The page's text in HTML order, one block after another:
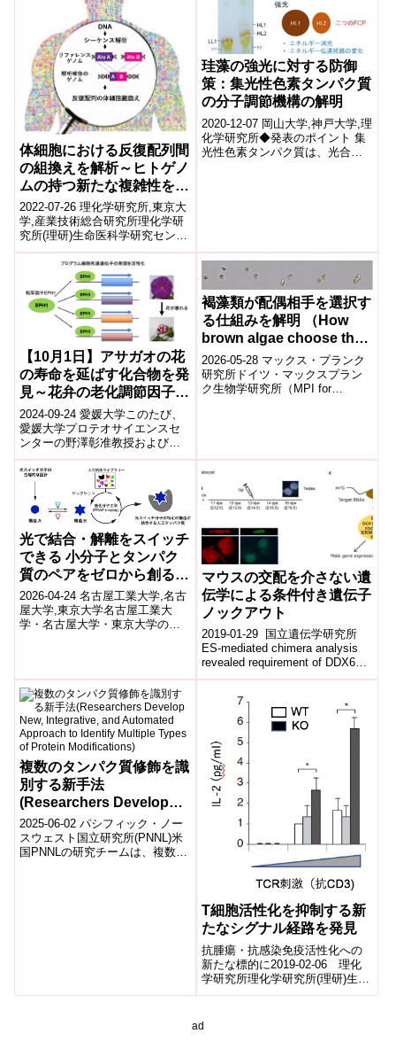
体細胞における反復配列間
の組換えを解析～ヒトゲノ
ムの持つ新たな複雑性を発
見～
2022-07-26 理化学研究所,東京大
学,産業技術総合研究所理化学研
究所(理研)生命医科学研究センタ
ートランスクリプトーム研究チ
ームのジョバンニ・パスカレ
珪藻の強光に対する防御
策：集光性色素タンパク質
の分子調節機構の解明
2020-12-07 岡山大学,神戸大学,理
化学研究所◆発表のポイント 集
光性色素タンパク質は、光合成
【10月1日】アサガオの花
の寿命を延ばす化合物を発
見～花弁の老化調節因子を
標的とした機能阻害化合物
の選抜に成功～(記者説明
会の実施)
2024-09-24 愛媛大学このたび、
愛媛大学プロテオサイエンスセ
ンターの野澤彰准教授および国
立研究開発法人農業・食品産業
技術総合研究機構の渋谷健市博
士らの研...
褐藻類が配偶相手を選択す
る仕組みを解明 （How
brown algae choose their
mates）
2026-05-28 マックス・プランク
研究所ドイツ・マックスプラン
ク生物学研究所（MPI for
光で結合・解離をスイッチ
できる 小分子とタンパク
質のペアをゼロから創る新
手法 ―光による細胞機能
操作や医療応用に新たな可
能性―
2026-04-24 名古屋工業大学,名古
屋大学,東京大学名古屋工業大
学・名古屋大学・東京大学の研
マウスの交配を介さない遺
伝学による条件付き遺伝子
ノックアウト
2019-01-29 国立遺伝学研究所
ES-mediated chimera analysis
revealed requirement of DDX6
fo...
複数のタンパク質修飾を識
別する新手法
(Researchers Develop
New, Integrative, and
Automated Approach to
Identify Multiple Types of
2025-06-02 パシフィック・ノー
スウェスト国立研究所(PNNL)米
国PNNLの研究チームは、複数の
T細胞活性化を抑制する新
たなシグナル経路を発見
抗腫瘍・抗感染免疫活性化への
新たな標的に2019-02-06 理化
学研究所理化学研究所(理研)生命
医科学研究センター免疫シグナ
ーダー...
ad